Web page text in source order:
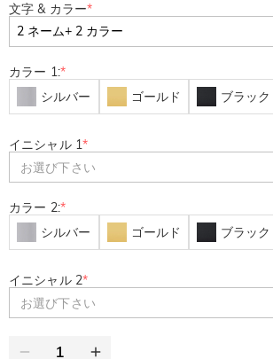
文字 & カラー*
カラー 1:*
シルバー
ゴールド ブラック
イニシャル 1*
お選び下さい
カラー 2:*
シルバー
ゴールド ブラック
イニシャル 2*
お選び下さい